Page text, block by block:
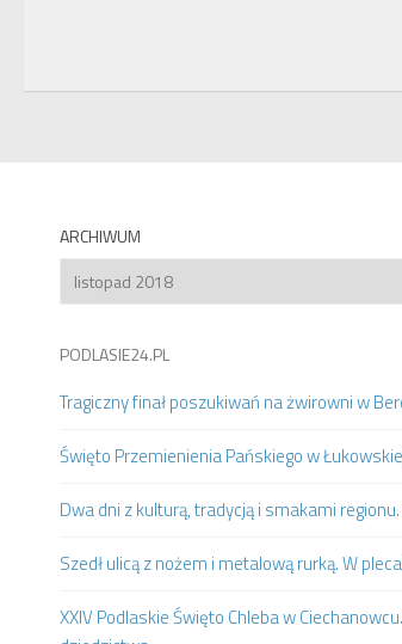
ARCHIWUM
Archiwum
PODLASIE24.PL
Tragiczny finał poszukiwań na żwirowni w
Święto Przemienienia Pańskiego w
Dwa dni z kulturą, tradycją i smakami
Szedł ulicą z nożem i metalową rurką. W
XXIV Podlaskie Święto Chleba w